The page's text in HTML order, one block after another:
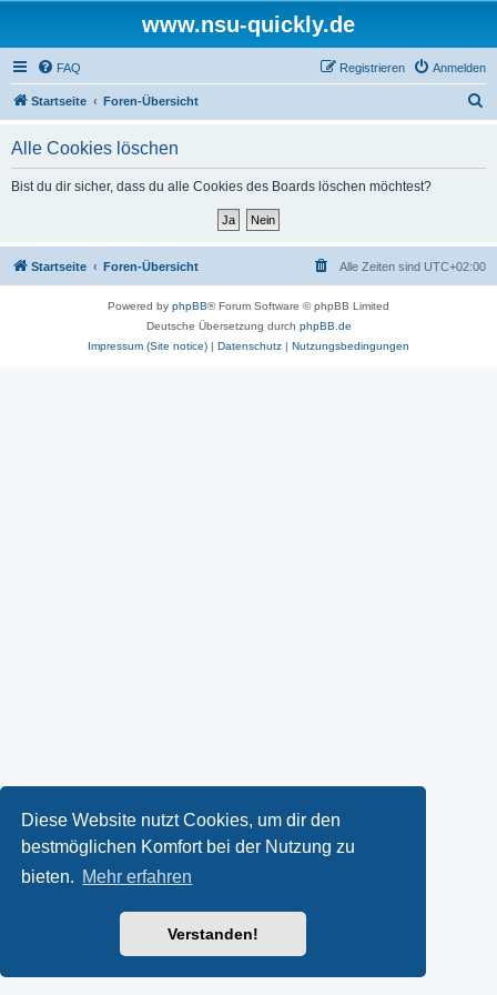
Diese Website nutzt Cookies, um dir den
bestmöglichen Komfort bei der Nutzung zu
bieten. Mehr erfahren
Verstanden!
www.nsu-quickly.de
FAQ Anmelden
Registrieren
Startseite Foren-Übersicht
Alle Cookies löschen
Bist du dir sicher, dass du alle Cookies des Boards löschen möchtest?
Startseite Foren-Übersicht Alle Zeiten sind UTC+02:00
Powered by phpBB® Forum Software © phpBB Limited
Deutsche Übersetzung durch phpBB.de
Impressum (Site notice) | Datenschutz | Nutzungsbedingungen